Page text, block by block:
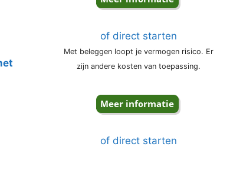
of direct starten
Met beleggen loopt je vermogen risico. Er
zijn andere kosten van toepassing.
of direct starten